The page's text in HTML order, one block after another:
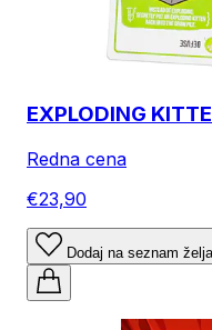
EXPLODING
Redna cena
€23,90
Dodaj na seznam želja